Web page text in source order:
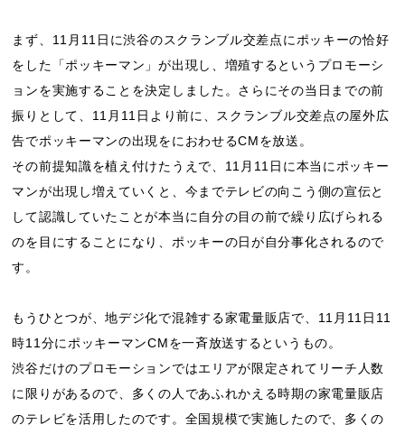
まず、11月11日に渋谷のスクランブル交差点にポッキーの恰好
をした「ポッキーマン」が出現し、増殖するというプロモーシ
ョンを実施することを決定しました。さらにその当日までの前
振りとして、11月11日より前に、スクランブル交差点の屋外広
告でポッキーマンの出現をにおわせるCMを放送。
その前提知識を植え付けたうえで、11月11日に本当にポッキー
マンが出現し増えていくと、今までテレビの向こう側の宣伝と
して認識していたことが本当に自分の目の前で繰り広げられる
のを目にすることになり、ポッキーの日が自分事化されるので
す。
もうひとつが、地デジ化で混雑する家電量販店で、11月11日11
時11分にポッキーマンCMを一斉放送するというもの。
渋谷だけのプロモーションではエリアが限定されてリーチ人数
に限りがあるので、多くの人であふれかえる時期の家電量販店
のテレビを活用したのです。全国規模で実施したので、多くの